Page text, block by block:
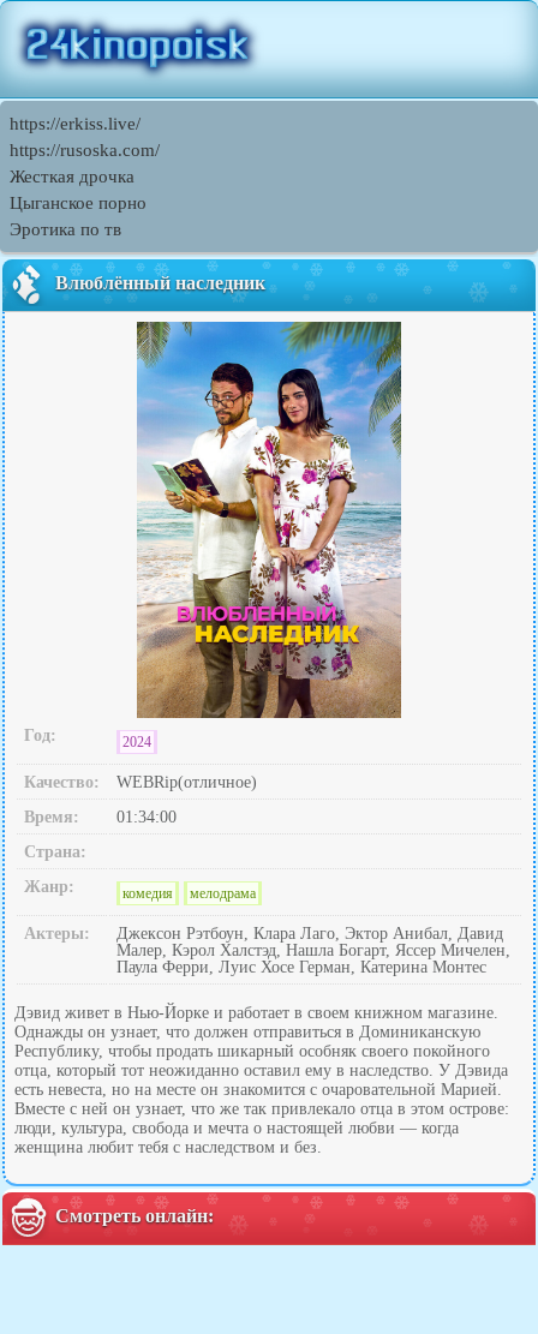
https://erkiss.live/
https://rusoska.com/
Жесткая дрочка
Цыганское порно
Эротика по тв
Влюблённый наследник
Год: 2024
Качество:
WEBRip(отличное)
Время:
01:34:00
Страна:
Жанр:
комедия мелодрама
Актеры:
Джексон Рэтбоун, Клара Лаго, Эктор Анибал, Давид
Малер, Кэрол Халстэд, Нашла Богарт, Яссер Мичелен,
Паула Ферри, Луис Хосе Герман, Катерина Монтес
Дэвид живет в Нью-Йорке и работает в своем книжном магазине.
Однажды он узнает, что должен отправиться в Доминиканскую
Республику, чтобы продать шикарный особняк своего покойного
отца, который тот неожиданно оставил ему в наследство. У Дэвида
есть невеста, но на месте он знакомится с очаровательной Марией.
Вместе с ней он узнает, что же так привлекало отца в этом острове:
люди, культура, свобода и мечта о настоящей любви — когда
женщина любит тебя с наследством и без.
Смотреть онлайн: